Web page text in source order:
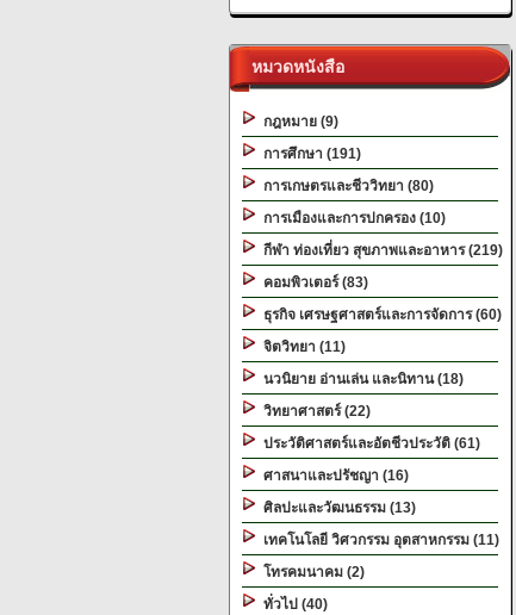
หมวดหนังสือ
กฎหมาย (9)
การศึกษา (191)
การเกษตรและชีววิทยา (80)
การเมืองและการปกครอง (10)
กีฬา ท่องเที่ยว สุขภาพและอาหาร (219)
คอมพิวเตอร์ (83)
ธุรกิจ เศรษฐศาสตร์และการจัดการ (60)
จิตวิทยา (11)
นวนิยาย อ่านเล่น และนิทาน (18)
วิทยาศาสตร์ (22)
ประวัติศาสตร์และอัตชีวประวัติ (61)
ศาสนาและปรัชญา (16)
ศิลปะและวัฒนธรรม (13)
เทคโนโลยี วิศวกรรม อุตสาหกรรม (11)
โทรคมนาคม (2)
ทั่วไป (40)